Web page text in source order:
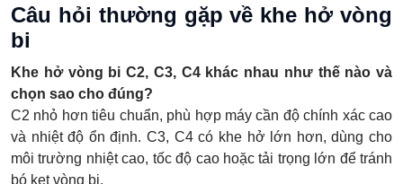
Câu hỏi thường gặp về khe hở vòng
bi
Khe hở vòng bi C2, C3, C4 khác nhau như thế nào và
chọn sao cho đúng?
C2 nhỏ hơn tiêu chuẩn, phù hợp máy cần độ chính xác cao
và nhiệt độ ổn định. C3, C4 có khe hở lớn hơn, dùng cho
môi trường nhiệt cao, tốc độ cao hoặc tải trọng lớn để tránh
bó kẹt vòng bi.